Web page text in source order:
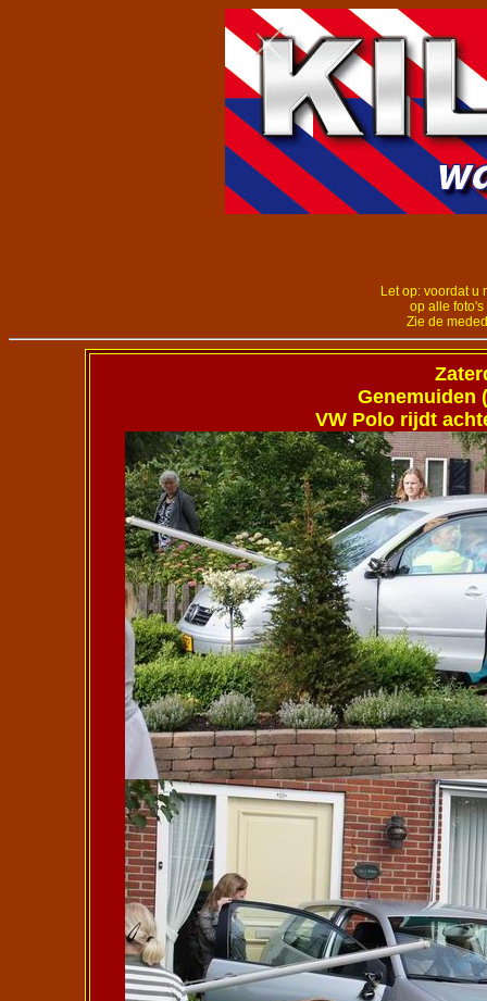
Let op: voordat u
op alle foto's
Zie de
Genemuiden
VW Polo rijdt